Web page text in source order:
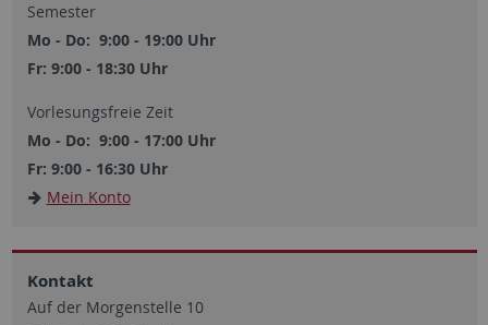
Semester
Mo - Do: 9:00 - 19:00 Uhr
Fr: 9:00 - 18:30 Uhr
Vorlesungsfreie Zeit
Mo - Do: 9:00 - 17:00 Uhr
Fr: 9:00 - 16:30 Uhr
Mein Konto
Kontakt
Auf der Morgenstelle 10